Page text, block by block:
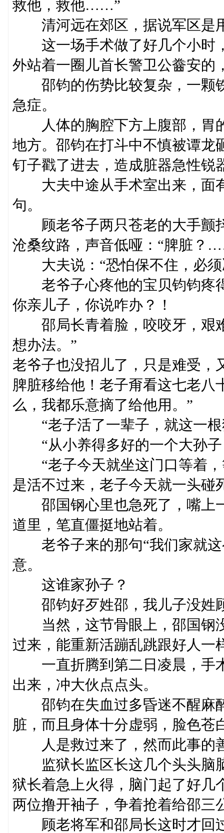
救他，救他……”
清河远在郊区，据说军区是
这一场手术做了好几个小时
外站着一圈儿首长警卫公齤安的
邵钧的伤势比较复杂，一颗
急症。
人体的胸腔下方上腹部，胃
地方。邵钧在打斗中不慎被谭龙
钉子戳了进去，造成脏器急性
大夫中途从手术室出来，面
句。
顾老爷子两只苍老的大手颤
沧桑纹路，声音低哑：“脾脏？
大夫说：“恐怕保不住，必须
老爷子心疼他的宝贝钧钧疼
你亲儿子，你说咋办？！
邵局长青着脸，咬咬牙，艰
想办法。”
老爷子也没招儿了，只是难受，
脾脏移给他！老子甭看这七老八
么，我都乐意摘了给他用。”
“老子活了一辈子，就这一根
“从小养得多好的一个大孙子
“老子今天就坐这门口等着，
是活不过来，老子今天就一头碰
邵国钢心里也急死了，嘴上
道里，笔直僵挺地站着。
老爷子来的那句“我们家就这
意。
这谁家孙子？
邵钧好歹姓邵，我儿子没姓
当然，这节骨眼上，邵国钢
过来，能重新活蹦乱跳跟好人一
一直折腾到第二日凌晨，手
出来，冲大伙点点头。
邵钧在失血过多昏迷不醒麻
脏，而且身体十分虚弱，脸色苍
人是救过来了，然而此事的
监狱长监区长这几个头头脑
狱长着急上火得，脑门起了好几
两位撸开袖子，争着抢着给邵
顾老将军和邵局长这时才回